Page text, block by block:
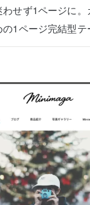
せず1ページに
1ページ完結型テ